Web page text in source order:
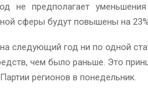
не предполагает
сферы будут повышены на 23%.
следующий год ни по одной
чем было раньше. Это
регионов в понедельник.